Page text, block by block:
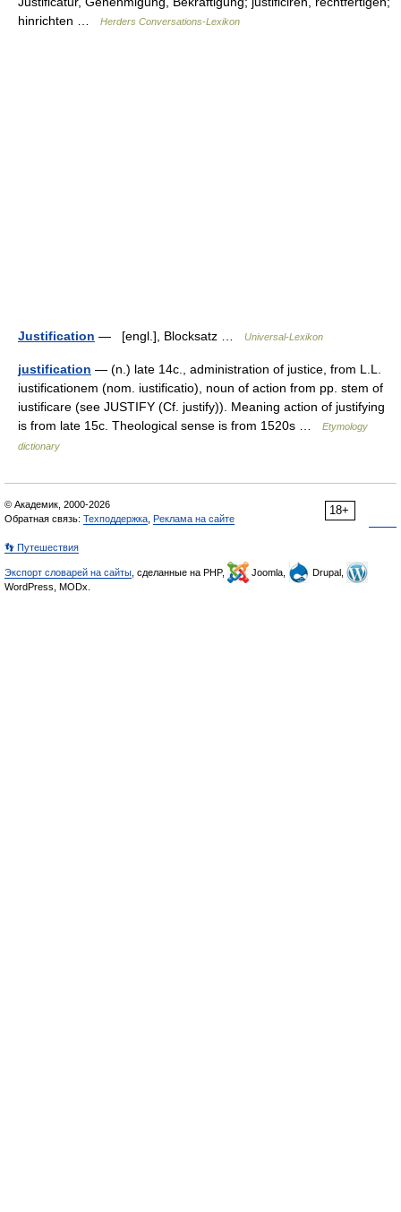
hinrichten …
Herders Conversations-Lexikon
Justification — [engl.], Blocksatz … Universal-Lexikon
justification — (n.) late 14c., administration of justice, from L.L.
iustificationem (nom. iustificatio), noun of action from pp. stem of
iustificare (see JUSTIFY (Cf. justify)). Meaning action of justifying
is from late 15c. Theological sense is from 1520s …
Etymology
dictionary
18+
© Академик, 2000-2026
Обратная связь: Техподдержка Реклама на сайте
👣 Путешествия
Экспорт словарей на сайты , сделанные на PHP, Joomla,
Drupal,
WordPress, MODx.